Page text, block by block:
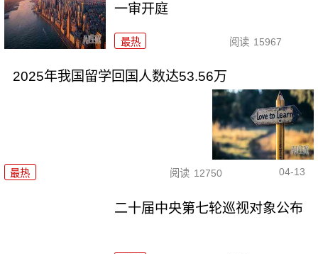
一审开庭
最热 阅读 15967
2025年我国留学回国人数达53.56万
最热 阅读 12750 04-13
二十届中央第七轮巡视对象公布